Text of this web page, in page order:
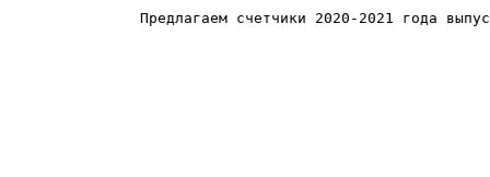
Предлагаем счетчики 2020-2021 года